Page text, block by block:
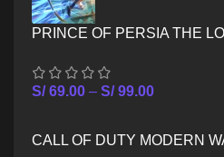
PRINCE OF PERSIA THE
S/69.00 – S/99.00
CALL OF DUTY MODERN